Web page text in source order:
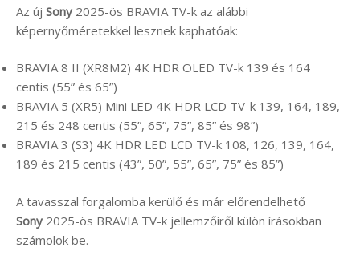
Az új Sony 2025-ös BRAVIA TV-k az alábbi
képernyőméretekkel lesznek kaphatóak:
BRAVIA 8 II (XR8M2) 4K HDR OLED TV-k 139 és 164
centis (55” és 65”)
BRAVIA 5 (XR5) Mini LED 4K HDR LCD TV-k 139, 164, 189,
215 és 248 centis (55”, 65”, 75”, 85” és 98”)
BRAVIA 3 (S3) 4K HDR LED LCD TV-k 108, 126, 139, 164,
189 és 215 centis (43”, 50”, 55”, 65”, 75” és 85”)
A tavasszal forgalomba kerülő és már előrendelhető
Sony 2025-ös BRAVIA TV-k jellemzőiről külön írásokban
számolok be.